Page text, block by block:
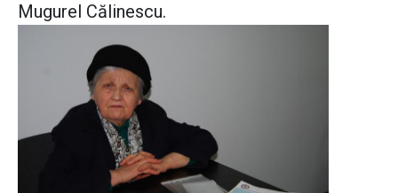
Mugurel Călinescu.